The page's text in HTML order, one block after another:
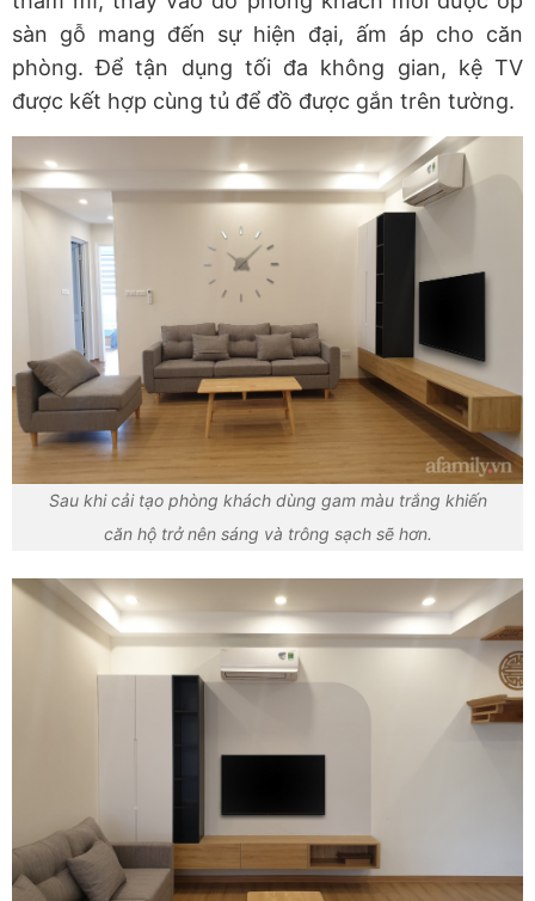
sàn gỗ mang đến sự hiện đại, ấm áp cho căn
phòng. Để tận dụng tối đa không gian, kệ TV
được kết hợp cùng tủ để đồ được gắn trên tường.
Sau khi cải tạo phòng khách dùng gam màu trắng khiến
căn hộ trở nên sáng và trông sạch sẽ hơn.